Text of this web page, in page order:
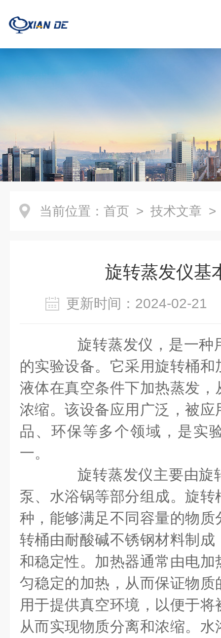
当前位置： 首页 > 技术文章 >
旋转蒸发仪基
更新时间：2024-02-
旋转蒸发仪，是一种
的实验设备。它采用旋转桶
液体在真空条件下加热蒸发
浓缩。该设备应用广泛，被
品、环保等多个领域，是实
一。
旋转蒸发仪主要由旋
泵、水浴锅等部分组成。旋
种，能够满足不同容量的物
转桶由耐酸碱不锈钢材料制
和稳定性。加热器通常由电
匀稳定的加热，从而保证物
用于提供真空环境，以便于
从而实现物质分离和浓缩。